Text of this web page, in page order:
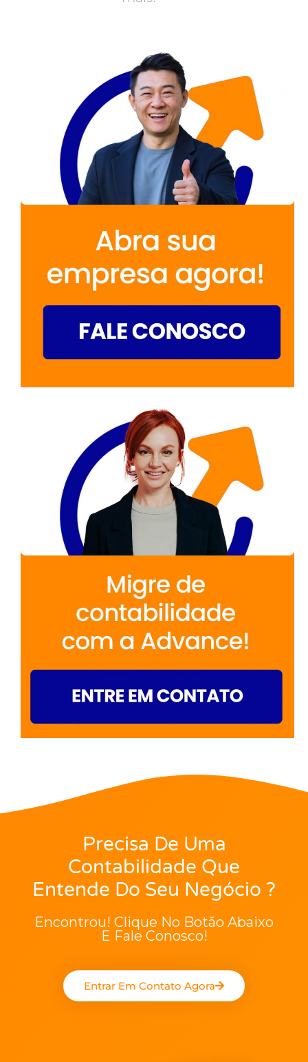
Precisa De Uma
Contabilidade Que
Entende Do Seu Negócio ?
Encontrou! Clique No Botão Abaixo
E Fale Conosco!
Entrar Em Contato Agora